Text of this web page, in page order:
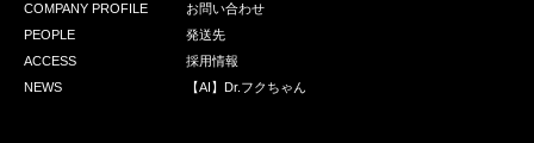
COMPANY PROFILE
PEOPLE
ACCESS
NEWS
お問い合わせ
発送先
採用情報
【AI】Dr.フクちゃん